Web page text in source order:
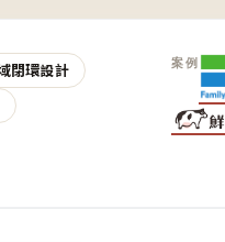
閉環設計
案例